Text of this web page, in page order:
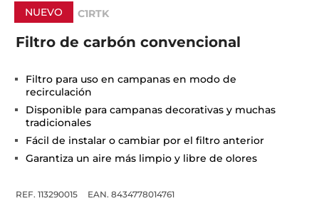
NUEVO C1RTK
Filtro de carbón convencional
Filtro para uso en campanas en modo de
recirculación
Disponible para campanas decorativas y muchas
tradicionales
Fácil de instalar o cambiar por el filtro anterior
Garantiza un aire más limpio y libre de olores
REF. 113290015
EAN. 8434778014761